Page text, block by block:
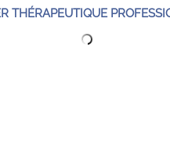
THÉRAPEUTIQUE